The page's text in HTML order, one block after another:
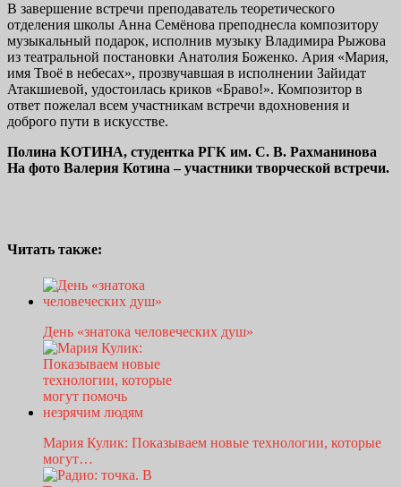
В завершение встречи преподаватель теоретического
отделения школы Анна Семёнова преподнесла композитору
музыкальный подарок, исполнив музыку Владимира Рыжова
из театральной постановки Анатолия Боженко. Ария «Мария,
имя Твоё в небесах», прозвучавшая в исполнении Зайидат
Атакшиевой, удостоилась криков «Браво!». Композитор в
ответ пожелал всем участникам встречи вдохновения и
доброго пути в искусстве.
Полина КОТИНА, студентка РГК им. С. В. Рахманинова
На фото Валерия Котина – участники творческой встречи.
Читать также:
День «знатока человеческих душ»
Мария Кулик: Показываем новые технологии, которые
могут…